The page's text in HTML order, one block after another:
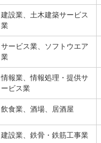
建設業、土木建築サービス
業
サービス業、ソフトウエア
業
情報業、情報処理・提供サ
ービス業
飲食業、酒場、居酒屋
建設業、鉄骨・鉄筋工事業